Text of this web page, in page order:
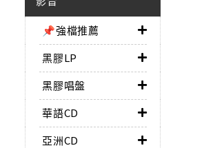
📌強檔推薦
黑膠LP
黑膠唱盤
華語CD
亞洲CD